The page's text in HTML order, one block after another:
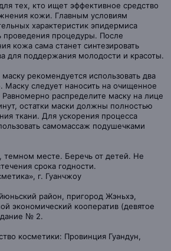
тех, кто ищет эффективное средство
кожи. Главным условиям
характеристик эпидермиса
проведения процедуры. После
кожа сама станет синтезировать
для поддержания молодости и красоты.
рекомендуется использовать два
Маску следует наносить на очищенное
распределите маску на лице
остатки маски должны полностью
ткани. Для ускорения процесса
самомассаж подушечками
темном месте. Беречь от детей. Не
срока годности.
г. Гуанчжоу
район, пригород Жэньхэ,
экономический кооператив (девятое
№ 2.
косметики: Провинция Гуандун,